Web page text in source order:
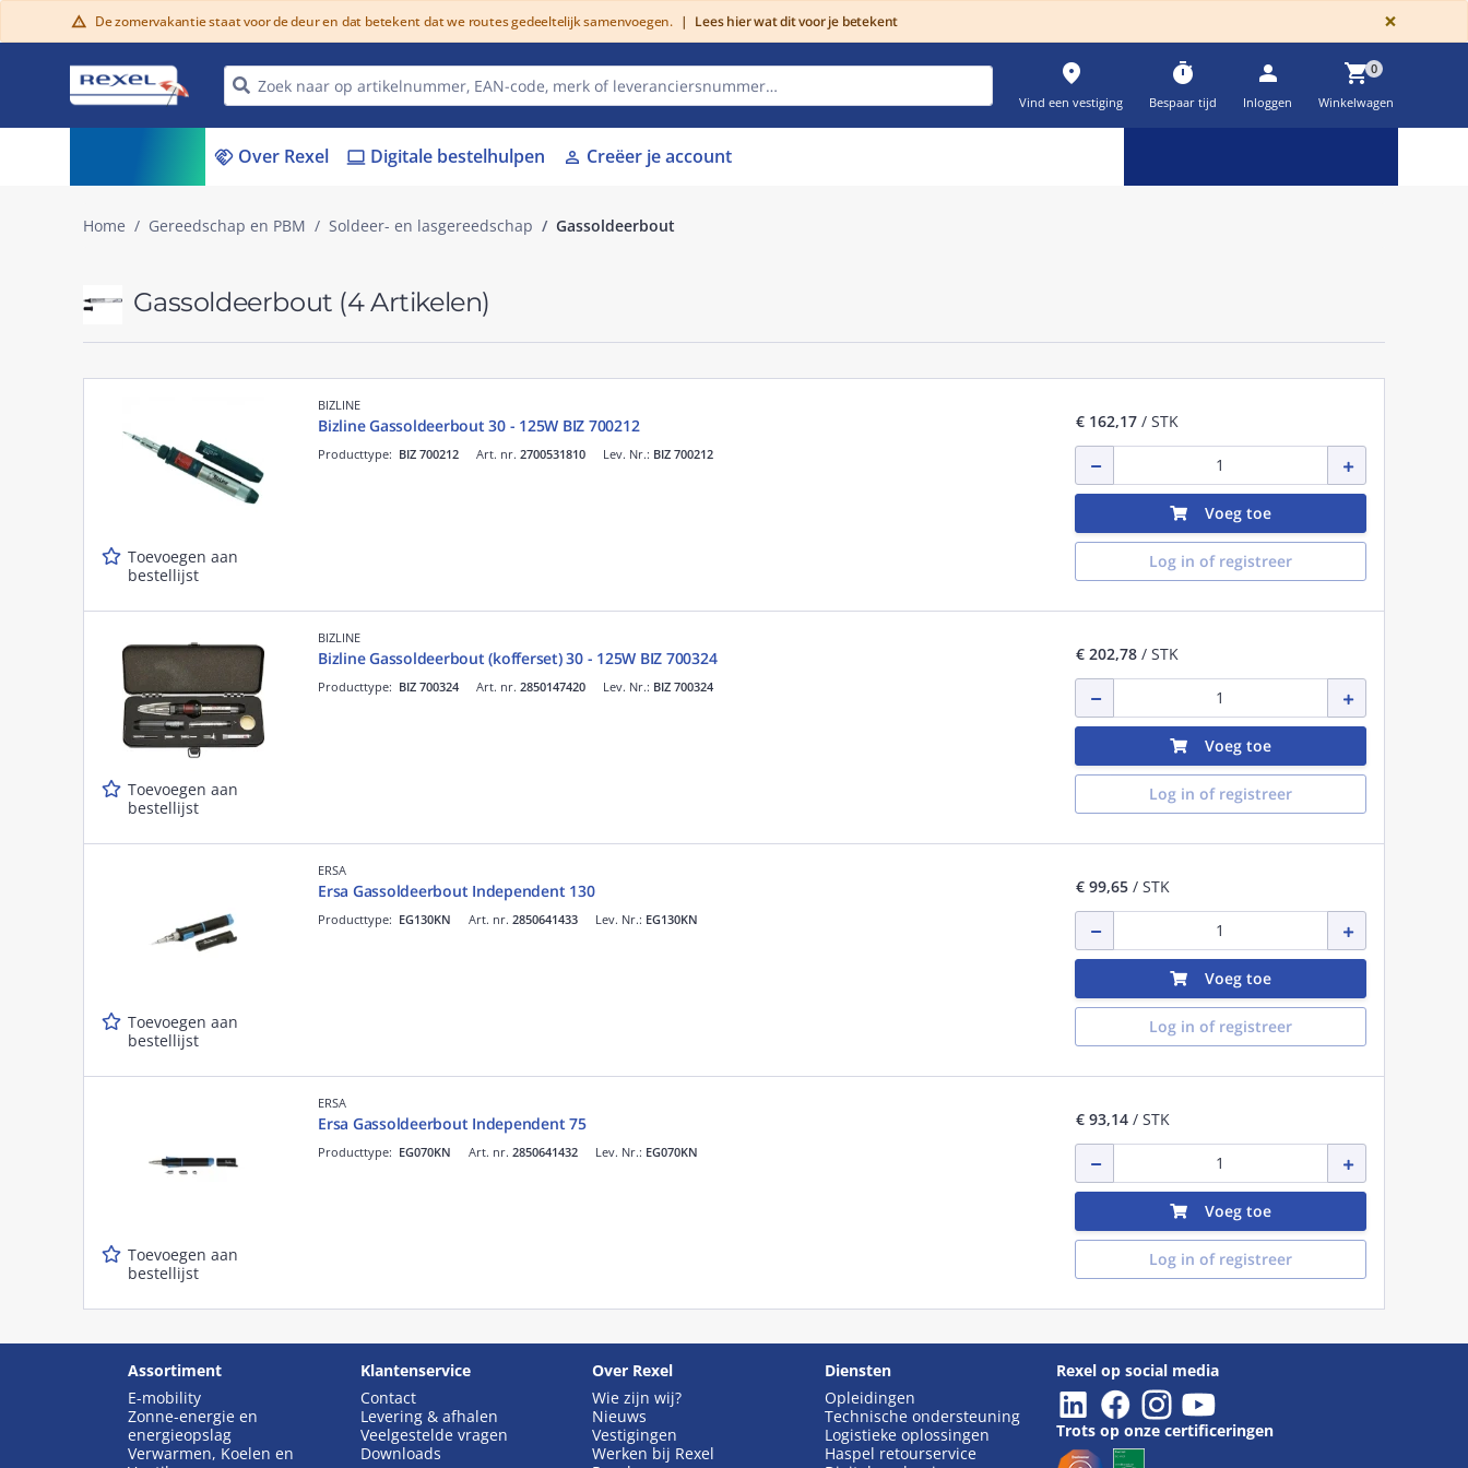
warning De zomervakantie staat voor de deur en dat betekent dat we routes gedeeltelijk samenvoegen. | Lees hier wat dit voor je betekent ×
place
Vind een vestiging
timer
Bespaar tijd
person
Inloggen
shopping_cart0
Winkelwagen
handshake Over Rexel laptop Digitale bestelhulpen person Creëer je account
Home Gereedschap en PBM Soldeer- en lasgereedschap Gassoldeerbout
Gassoldeerbout (4 Artikelen)
Toevoegen aan
bestellijst
BIZLINE
Bizline Gassoldeerbout 30 - 125W BIZ 700212
Art. nr. 2700531810
Producttype: BIZ 700212 Lev. Nr.: BIZ 700212
€ 162,17/ STK
Voeg toe
Log in of registreer
Toevoegen aan
bestellijst
BIZLINE
Bizline Gassoldeerbout (kofferset) 30 - 125W BIZ 700324
Art. nr. 2850147420
Producttype: BIZ 700324 Lev. Nr.: BIZ 700324
€ 202,78/ STK
Voeg toe
Log in of registreer
Toevoegen aan
bestellijst
ERSA
Ersa Gassoldeerbout Independent 130
Art. nr. 2850641433
Producttype: EG130KN Lev. Nr.: EG130KN
€ 99,65/ STK
Voeg toe
Log in of registreer
Toevoegen aan
bestellijst
ERSA
Ersa Gassoldeerbout Independent 75
Art. nr. 2850641432
Producttype: EG070KN Lev. Nr.: EG070KN
€ 93,14/ STK
Voeg toe
Log in of registreer
Assortiment
E-mobility
Zonne-energie en
energieopslag
Verwarmen, Koelen en
Klantenservice
Contact
Levering & afhalen
Veelgestelde vragen
Downloads
Over Rexel
Wie zijn wij?
Nieuws
Vestigingen
Werken bij Rexel
Diensten
Opleidingen
Technische ondersteuning
Logistieke oplossingen
Haspel retourservice
Rexel op social media
Trots op onze certificeringen